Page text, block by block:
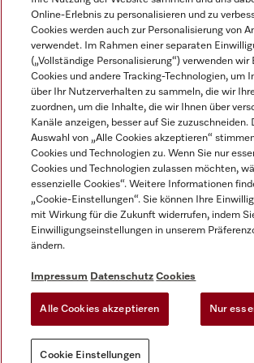
Impressum
AGB
Datenschutz
Nutzungsbedigungen
EU-Gesetzen über digitale Dienste
Miele auf Instagram
Miele auf Facebook
Miele auf Youtube
Online-Erlebnis zu personalisieren und zu
Cookies werden auch zur Personalisierung von
verwendet. Im Rahmen einer separaten
(„Vollständige Personalisierung“) verwenden
Cookies und andere Tracking-Technologien, um
über Ihr Nutzerverhalten zu sammeln, die wir
zuordnen, um die Inhalte, die wir Ihnen über
Kanäle anzeigen, besser auf Sie zuzuschneiden.
Auswahl von „Alle Cookies akzeptieren“
Cookies und Technologien zu. Wenn Sie nur
Cookies und Technologien zulassen möchten,
essenzielle Cookies“. Weitere Informationen
„Cookie-Einstellungen“. Sie können Ihre
mit Wirkung für die Zukunft widerrufen, indem
Einwilligungseinstellungen in unserem
ändern.
Impressum Datenschutz Cookies
Alle Cookies akzeptieren Nur
Cookie Einstellungen